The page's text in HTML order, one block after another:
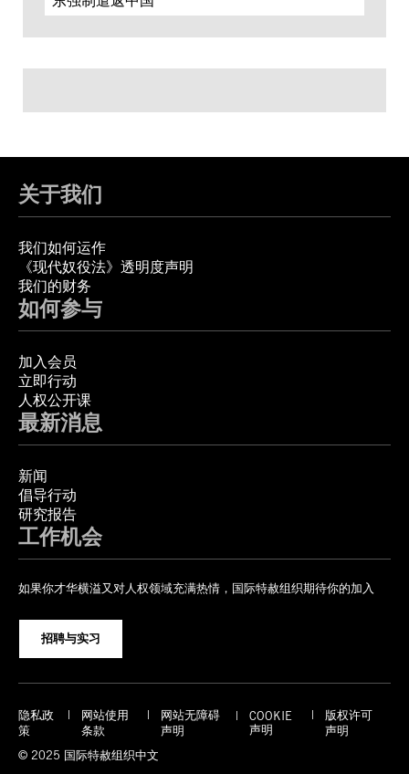
关于我们
我们如何运作
《现代奴役法》透明度声明
我们的财务
如何参与
加入会员
立即行动
人权公开课
最新消息
新闻
倡导行动
研究报告
工作机会
如果你才华横溢又对人权领域充满热情，国际特赦组织期待你的加入
招聘与实习
隐私政
策
网站使用
条款
网站无障碍
声明
COOKIE
声明
版权许可
声明
© 2025 国际特赦组织中文